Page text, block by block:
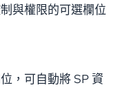
與權限的可選欄位
，可自動將 SP 資